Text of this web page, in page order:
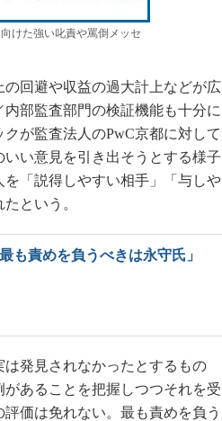
けた強い叱責や罵倒メッセ
回避や収益の過大計上などが広
部監査部門の検証機能も十分に
が監査法人のPwC京都に対して
い意見を引き出そうとする様子
「説得しやすい相手」「与しや
という。
も責めを負うべきは永守氏」
発見されなかったとするもの
あることを把握しつつそれを受
価は免れない。最も責めを負う